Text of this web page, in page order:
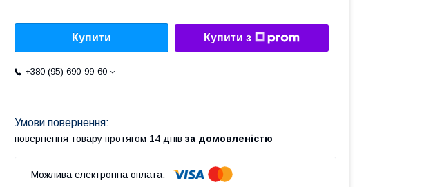
Купити Купити з
+380 (95) 690-99-60
повернення товару протягом 14 днів за домовленістю